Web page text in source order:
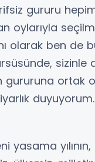
gururu
oylarıyla
olarak ben de
sizinle
gururuna ortak
duyuyorum.
yasama yılının,